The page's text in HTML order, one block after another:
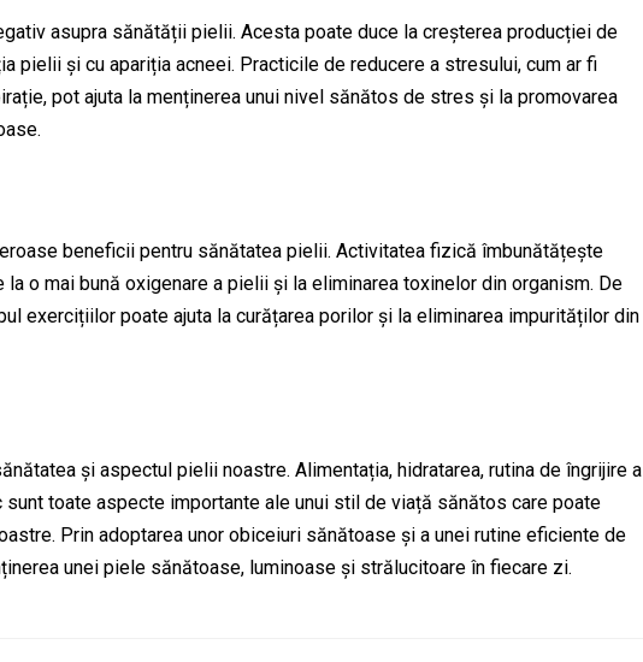
asupra sănătății pielii. Acesta poate duce la creșterea producției de
pielii și cu apariția acneei. Practicile de reducere a stresului, cum ar fi
pot ajuta la menținerea unui nivel sănătos de stres și la promovarea
beneficii pentru sănătatea pielii. Activitatea fizică îmbunătățește
o mai bună oxigenare a pielii și la eliminarea toxinelor din organism. De
exercițiilor poate ajuta la curățarea porilor și la eliminarea impurităților din
și aspectul pielii noastre. Alimentația, hidratarea, rutina de îngrijire a
toate aspecte importante ale unui stil de viață sănătos care poate
Prin adoptarea unor obiceiuri sănătoase și a unei rutine eficiente de
unei piele sănătoase, luminoase și strălucitoare în fiecare zi.